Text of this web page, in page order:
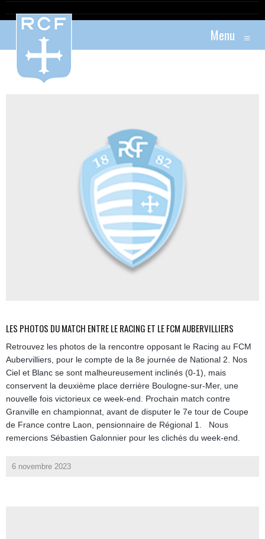
Menu ≡
LES PHOTOS DU MATCH ENTRE LE RACING ET LE FCM AUBERVILLIERS
Retrouvez les photos de la rencontre opposant le Racing au FCM
Aubervilliers, pour le compte de la 8e journée de National 2. Nos
Ciel et Blanc se sont malheureusement inclinés (0-1), mais
conservent la deuxième place derrière Boulogne-sur-Mer, une
nouvelle fois victorieux ce week-end. Prochain match contre
Granville en championnat, avant de disputer le 7e tour de Coupe
de France contre Laon, pensionnaire de Régional 1. Nous
remercions Sébastien Galonnier pour les clichés du week-end.
6 novembre 2023